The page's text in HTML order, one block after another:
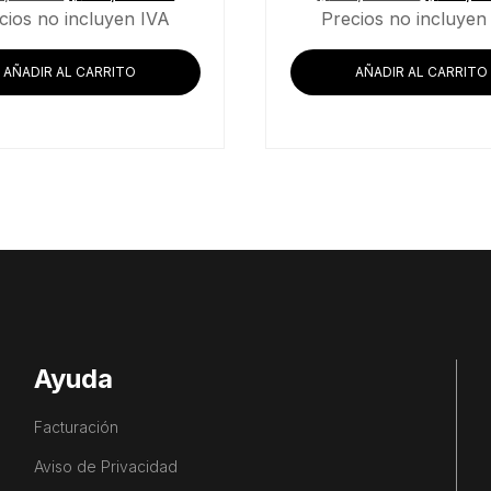
precio
era:
$175,527.59.$143,639.66.
no incluyen IVA
AÑADIR AL CARRITO
precio
era:
Precios no incluyen
AÑADIR AL CARRITO
Ayuda
Facturación
Aviso de Privacidad